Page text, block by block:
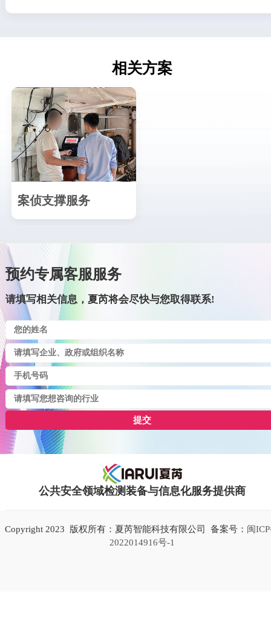
相关方案
案侦支撑服务
预约专属客服服务
请填写相关信息，夏芮将会尽快与您取得联系!
提交
公共安全领域检测装备与信息化服务提供商
Copyright 2023 版权所有：夏芮智能科技有限公司 备案号： 闽
2022014916号-1